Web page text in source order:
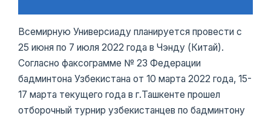
Всемирную Универсиаду планируется провести с
25 июня по 7 июля 2022 года в Чэнду (Китай).
Согласно факсограмме № 23 Федерации
бадминтона Узбекистана от 10 марта 2022 года, 15-
17 марта текущего года в г.Ташкенте прошел
отборочный турнир узбекистанцев по бадминтону